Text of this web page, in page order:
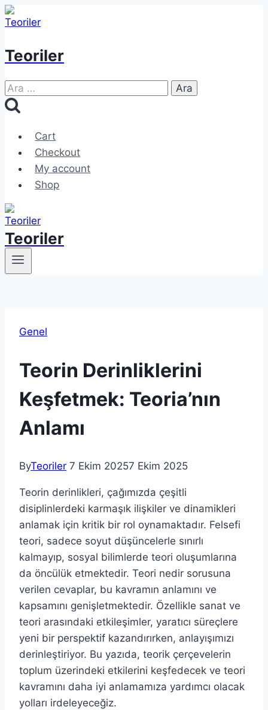
Skip
to
Teoriler
Arama:
Cart
Checkout
My account
Shop
Teoriler
Genel
Teorin Derinliklerini
Keşfetmek: Teoria’nın
Anlamı
ByTeoriler 7 Ekim 20257 Ekim 2025
Teorin derinlikleri, çağımızda çeşitli
disiplinlerdeki karmaşık ilişkiler ve dinamikleri
anlamak için kritik bir rol oynamaktadır. Felsefi
teori, sadece soyut düşüncelerle sınırlı
kalmayıp, sosyal bilimlerde teori oluşumlarına
da öncülük etmektedir. Teori nedir sorusuna
verilen cevaplar, bu kavramın anlamını ve
kapsamını genişletmektedir. Özellikle sanat ve
teori arasındaki etkileşimler, yaratıcı süreçlere
yeni bir perspektif kazandırırken, anlayışımızı
derinleştiriyor. Bu yazıda, teorik çerçevelerin
toplum üzerindeki etkilerini keşfedecek ve teori
kavramını daha iyi anlamamıza yardımcı olacak
yolları irdeleyeceğiz.